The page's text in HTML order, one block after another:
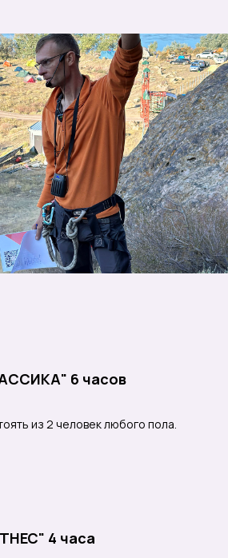
6 часов
из 2 человек любого пола.
4 часа